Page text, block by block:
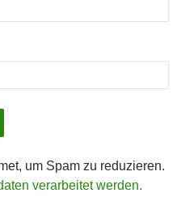
um Spam zu reduzieren.
verarbeitet werden.